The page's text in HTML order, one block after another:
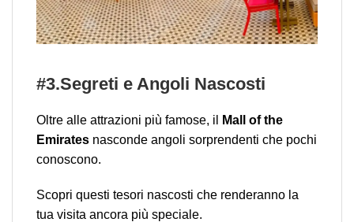
#3.Segreti e Angoli Nascosti
Oltre alle attrazioni più famose, il
Mall of the
Emirates nasconde angoli sorprendenti che pochi
conoscono.
Scopri questi tesori nascosti che renderanno la
tua visita ancora più speciale.